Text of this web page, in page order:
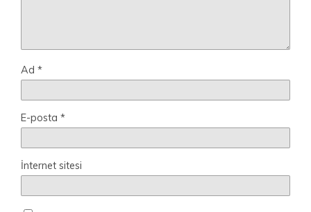
Ad *
E-posta *
İnternet sitesi